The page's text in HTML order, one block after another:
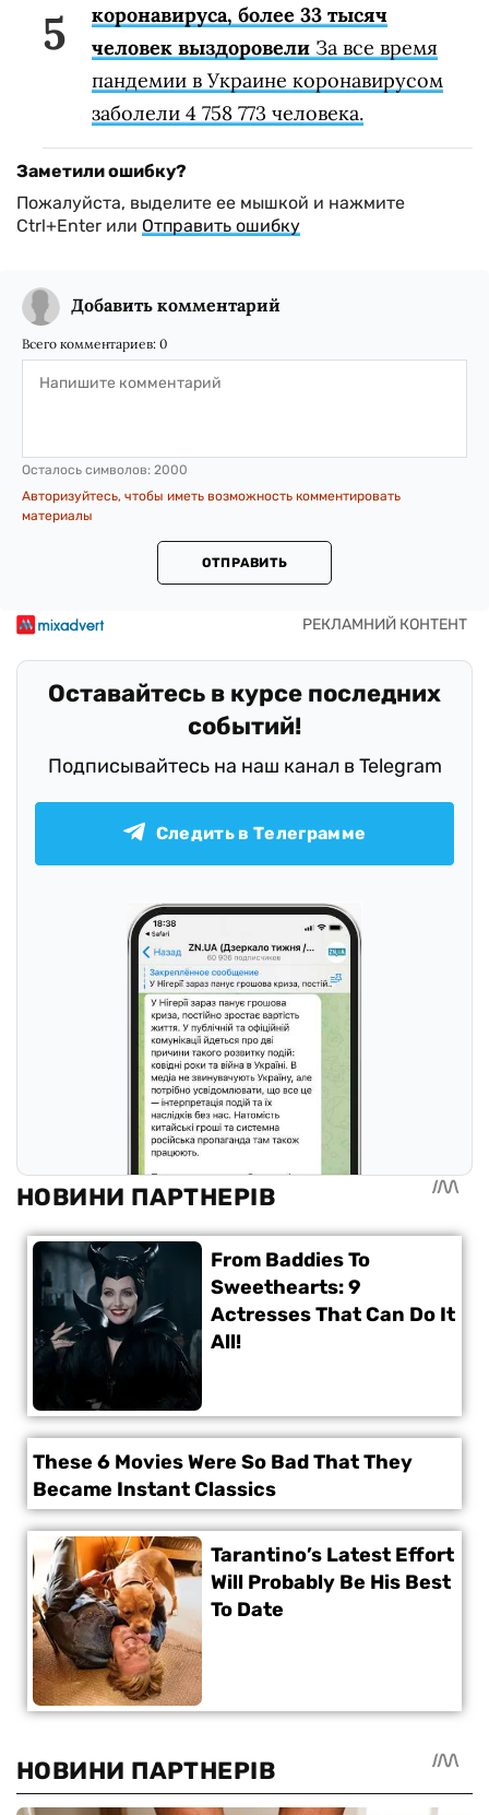
коронавируса, более 33 тысяч
человек выздоровели За все время
пандемии в Украине коронавирусом
заболели 4 758 773 человека.
Заметили ошибку?
Пожалуйста, выделите ее мышкой и нажмите
Ctrl+Enter или Отправить ошибку
Добавить комментарий
Всего комментариев: 0
Осталось символов: 2000
Авторизуйтесь, чтобы иметь возможность комментировать
материалы
ОТПРАВИТЬ
Оставайтесь в курсе последних
событий!
Подписывайтесь на наш канал в Telegram
Следить в Телеграмме